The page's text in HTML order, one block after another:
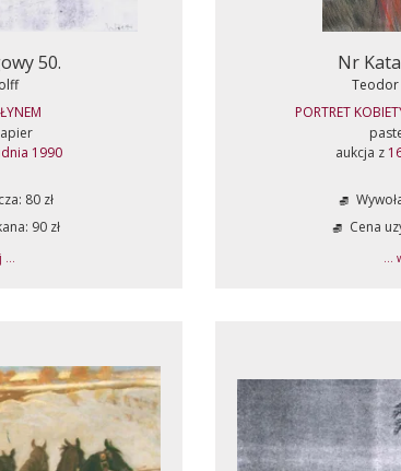
50.
1990
80 zł
90 zł
...
Nr
Teodor
PORTRET
aukcja z
Cena
...